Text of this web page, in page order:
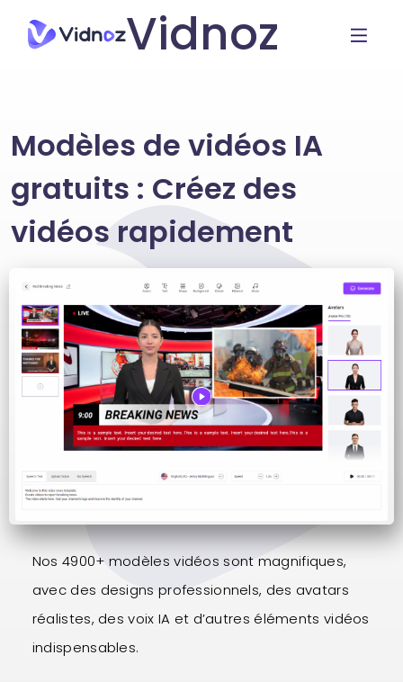
Vidnoz
Modèles de vidéos IA
gratuits : Créez des
vidéos rapidement
Nos 4900+ modèles vidéos sont magnifiques,
avec des designs professionnels, des avatars
réalistes, des voix IA et d’autres éléments vidéos
indispensables.